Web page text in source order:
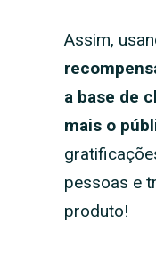
Assim,
a base de
mais o
pessoas e
produto!